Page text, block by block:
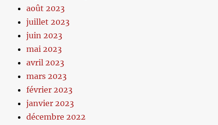
août 2023
juillet 2023
juin 2023
mai 2023
avril 2023
mars 2023
février 2023
janvier 2023
décembre 2022